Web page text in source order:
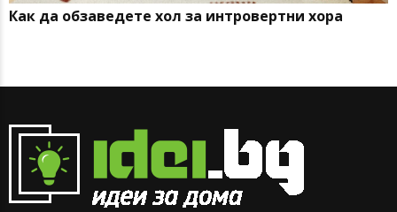
Как да обзаведете хол за интровертни хора